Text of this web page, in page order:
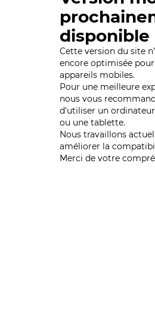
disponible
Cette version du site
encore optimisée
appareils mobiles.
Pour une meilleure
nous vous
d'utiliser un
ou une tablette.
Nous travaillons
améliorer la
Merci de votre